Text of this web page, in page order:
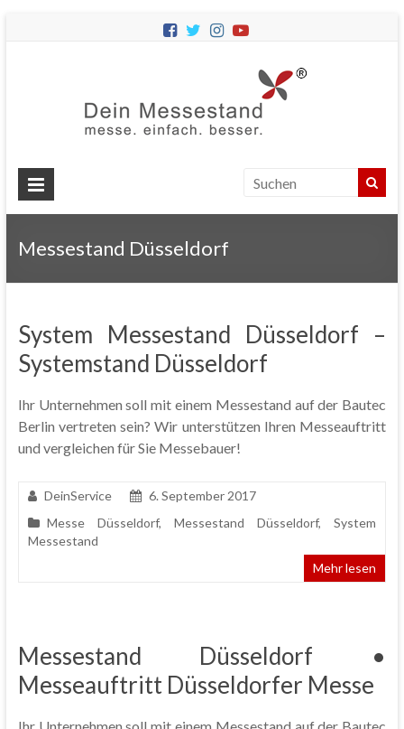
Messestände
für
Messestand Düsseldorf
System Messestand Düsseldorf –
Systemstand Düsseldorf
Ihr Unternehmen soll mit einem Messestand auf der Bautec
Berlin vertreten sein? Wir unterstützen Ihren Messeauftritt
und vergleichen für Sie Messebauer!
DeinService
6. September 2017
Messe Düsseldorf, Messestand Düsseldorf,System
Messestand
Mehr lesen
Messestand Düsseldorf •
Messeauftritt Düsseldorfer Messe